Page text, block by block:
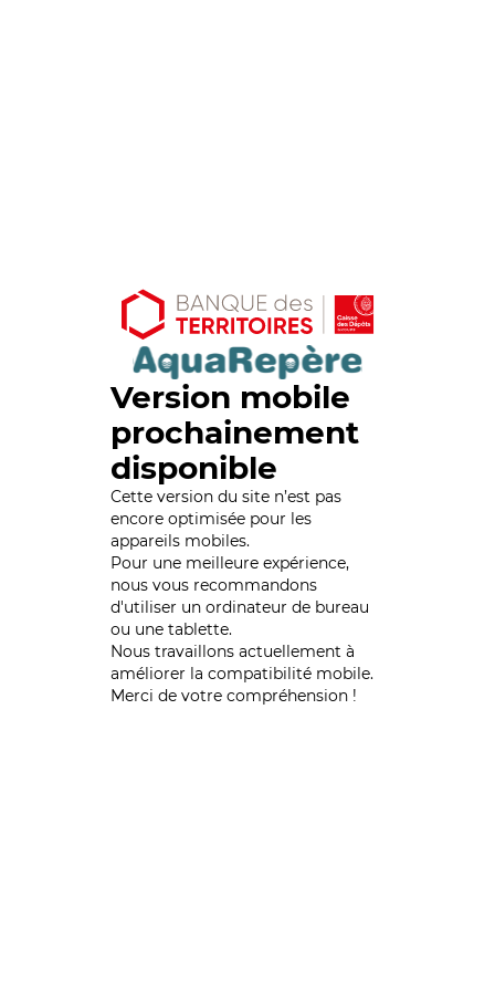
Version mobile
prochainement
disponible
Cette version du site n’est pas
encore optimisée pour les
appareils mobiles.
Pour une meilleure expérience,
nous vous recommandons
d'utiliser un ordinateur de bureau
ou une tablette.
Nous travaillons actuellement à
améliorer la compatibilité mobile.
Merci de votre compréhension !